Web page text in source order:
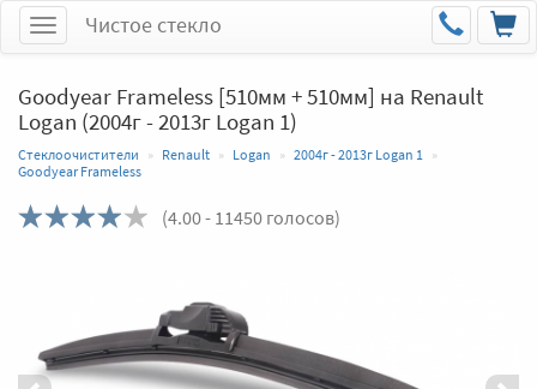
МенюЧистое стекло
Goodyear Frameless [510мм + 510мм] на Renault
Logan (2004г - 2013г Logan 1)
Стеклоочистители Renault Logan
2004г - 2013г Logan 1
Goodyear Frameless
(4.00- 11450 голосов)